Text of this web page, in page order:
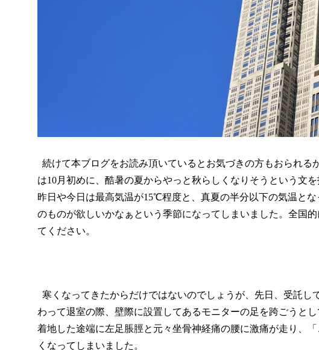
続けて本ブログをお読み頂いているとお気づきの方もおられる
は10月初めに、酷暑の夏からやっと秋らしくなりそうという文
昨日や今日は最高気温が15℃程度と、真夏の半分以下の気温と
のものが欲しいかなぁという季節になってしまいました。全国
てください。
寒くなってきたからだけではないのでしょうが、先日、受託
わって退室の際、壁際に設置してあるモニターの足を跨ごうと
着地した途端に左足脹脛と元々坐骨神経痛の腰に激痛が走り、
くなってしまいました。